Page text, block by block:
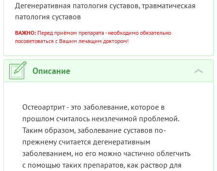
Дегенеративная патология суставов, травматическая
патология суставов
ВАЖНО: Перед приёмом препарата - необходимо обязательно
посоветоваться с Вашим лечащим доктором!
Описание ›
Остеоартрит - это заболевание, которое в
прошлом считалось неизлечимой проблемой.
Таким образом, заболевание суставов по-
прежнему считается дегенеративным
заболеванием, но его можно частично облегчить
с помощью таких препаратов, как раствор для